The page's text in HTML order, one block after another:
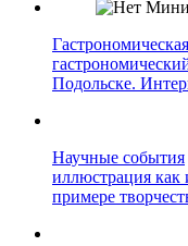
Подольске.
Научные события
иллюстрация как
примере